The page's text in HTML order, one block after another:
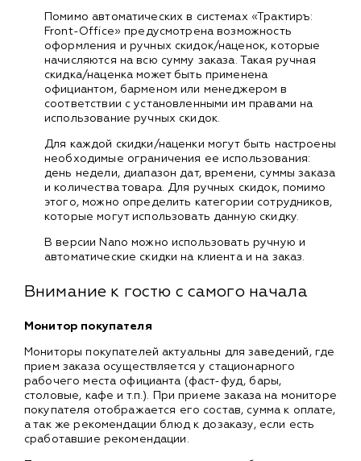
Помимо автоматических в системах «Трактиръ:
Front-Office» предусмотрена возможность
оформления и ручных скидок/наценок, которые
начисляются на всю сумму заказа. Такая ручная
скидка/наценка может быть применена
официантом, барменом или менеджером в
соответствии с установленными им правами на
использование ручных скидок.
Для каждой скидки/наценки могут быть настроены
необходимые ограничения ее использования:
день недели, диапазон дат, времени, суммы заказа
и количества товара. Для ручных скидок, помимо
этого, можно определить категории сотрудников,
которые могут использовать данную скидку.
В версии Nano можно использовать ручную и
автоматические скидки на клиента и на заказ.
Внимание к гостю с самого начала
Монитор покупателя
Мониторы покупателей актуальны для заведений, где
прием заказа осуществляется у стационарного
рабочего места официанта (фаст-фуд, бары,
столовые, кафе и т.п.). При приеме заказа на мониторе
покупателя отображается его состав, сумма к оплате,
а так же рекомендации блюд к дозаказу, если есть
сработавшие рекомендации.